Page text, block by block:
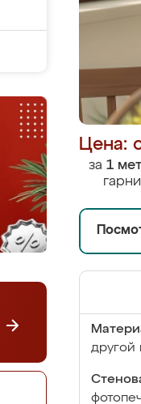
Цена:
за 1
другой